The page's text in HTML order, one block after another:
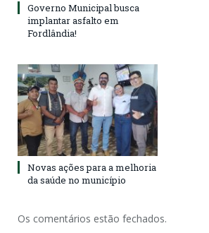
Governo Municipal busca
implantar asfalto em
Fordlândia!
Novas ações para a melhoria
da saúde no município
Os comentários estão fechados.